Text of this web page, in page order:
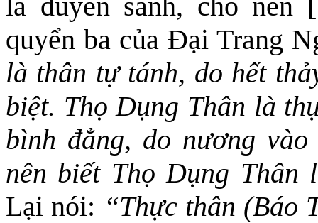
quyển ba của Đại Trang
là thân tự tánh, do hết
biệt. Thọ Dụng Thân là
bình đẳng, do nương
nên biết Thọ Dụng
Lại nói: “Thực thân (Báo